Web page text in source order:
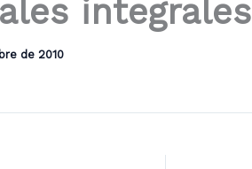
integrales
de 2010